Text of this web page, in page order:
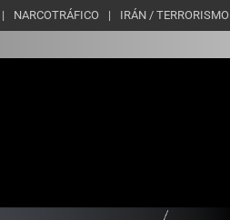
NARCOTRÁFICO IRÁN / TERRORISMO